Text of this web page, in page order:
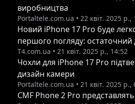
постачальника смартфонів,
випускає нові моделі
Серед можливих конкурентів
Redmi та vivo. iPhone 16e був випущений
наприкінці лютого за ціною
16e пропонує 6,1-дюймовий
Face ID, чіп A18 і порт USB-C,
його як більш доступну
виробництва
Portaltele.com.ua • 22 квіт. 2025 р.,
Новий iPhone 17 Pro буде
першого погляду: остаточний
T4.com.ua • 21 квіт. 2025 р., 14:52
Чохли для iPhone 17 Pro
дизайн камери
Portaltele.com.ua • 21 квіт. 2025 р.,
CMF Phone 2 Pro представлять